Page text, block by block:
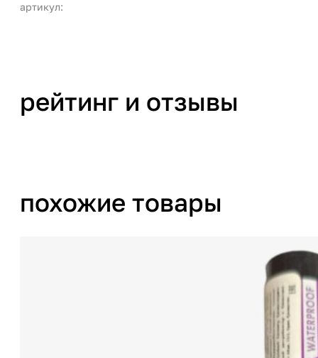
артикул:
рейтинг и отзывы
похожие товары